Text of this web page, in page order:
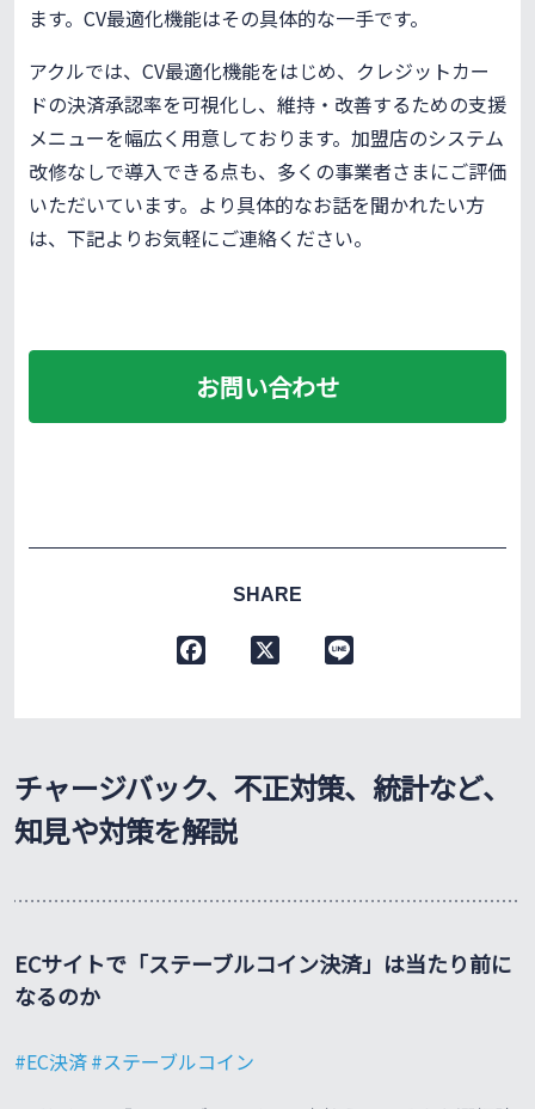
ます。CV最適化機能はその具体的な一手です。
アクルでは、CV最適化機能をはじめ、クレジットカー
ドの決済承認率を可視化し、維持・改善するための支援
メニューを幅広く用意しております。加盟店のシステム
改修なしで導入できる点も、多くの事業者さまにご評価
いただいています。より具体的なお話を聞かれたい方
は、下記よりお気軽にご連絡ください。
お問い合わせ
SHARE
o
o
k
チャージバック、不正対策、統計など、
知見や対策を解説
ECサイトで「ステーブルコイン決済」は当たり前に
なるのか
EC決済 ステーブルコイン